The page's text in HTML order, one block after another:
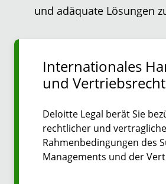
und adäquate Lösungen
Internationales
und Vertriebsrecht
Deloitte Legal berät Sie
rechtlicher und
Rahmenbedingungen des
Managements und der